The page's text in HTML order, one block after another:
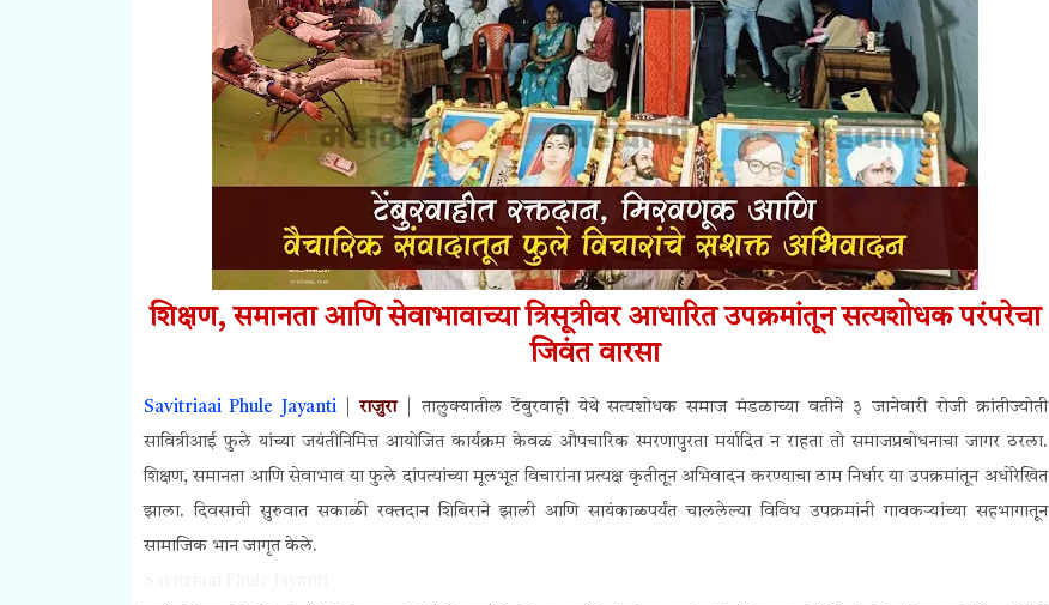
शिक्षण, समानता आणि सेवाभावाच्या त्रिसूत्रीवर आधारित उपक्रमांतून सत्यशोधक परंपरेचा
जिवंत वारसा
Savitriaai Phule Jayanti राजुरा| तालुक्यातील टेंबुरवाही येथे सत्यशोधक समाज मंडळाच्या वतीने ३ जानेवारी रोजी क्रांतीज्योती
सावित्रीआई फुले यांच्या जयंतीनिमित्त आयोजित कार्यक्रम केवळ औपचारिक स्मरणापुरता मर्यादित न राहता तो समाजप्रबोधनाचा जागर ठरला.
शिक्षण, समानता आणि सेवाभाव या फुले दांपत्यांच्या मूलभूत विचारांना प्रत्यक्ष कृतीतून अभिवादन करण्याचा ठाम निर्धार या उपक्रमांतून अधोरेखित
झाला. दिवसाची सुरुवात सकाळी रक्तदान शिबिराने झाली आणि सायंकाळपर्यंत चाललेल्या विविध उपक्रमांनी गावकऱ्यांच्या सहभागातून
सामाजिक भान जागृत केले.